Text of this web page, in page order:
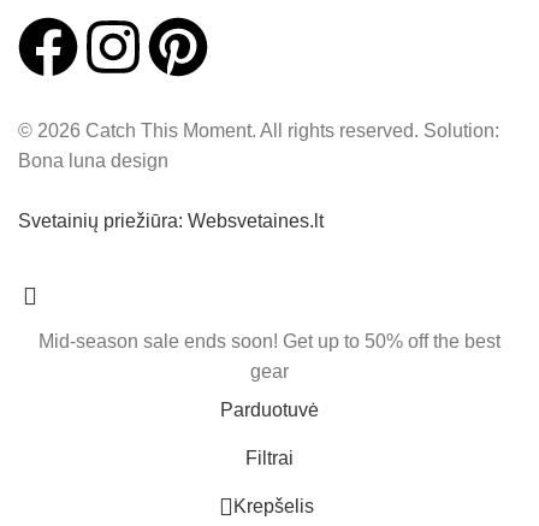
© 2026 Catch This Moment. All rights reserved. Solution:
Bona luna design
Svetainių priežiūra: Websvetaines.lt
Mid-season sale ends soon! Get up to 50% off the best
gear
Parduotuvė
Filtrai
0Krepšelis